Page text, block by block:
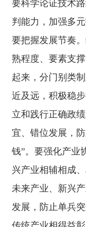
未来产业、新兴产
发展，防止单兵突
传统产业相得益彰。
第二，坚持以科
度，很大程度上决
深度。要充分发挥
略科技力量作用，坚
力提升科技支撑引
规措施，加大重点
强化科学研究、技
本上解决原理性、